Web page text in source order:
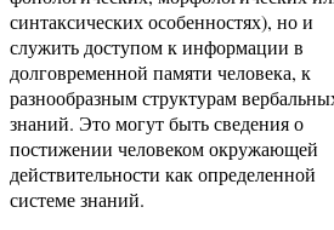
синтаксических особенностях), но и
служить доступом к информации в
долговременной памяти человека, к
разнообразным структурам
знаний. Это могут быть сведения о
постижении человеком окружающей
действительности как определенной
системе знаний.